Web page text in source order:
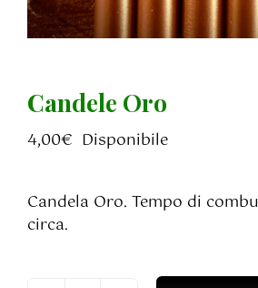
Candele Oro
4,00€ Disponibile
Candela Oro. Tempo di
circa.